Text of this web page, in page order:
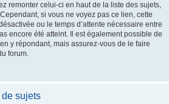
remonter celui-ci en haut de la liste des sujets,
si vous ne voyez pas ce lien, cette
ou le temps d’attente nécessaire entre
encore été atteint. Il est également possible de
y répondant, mais assurez-vous de le faire
forum.
de sujets